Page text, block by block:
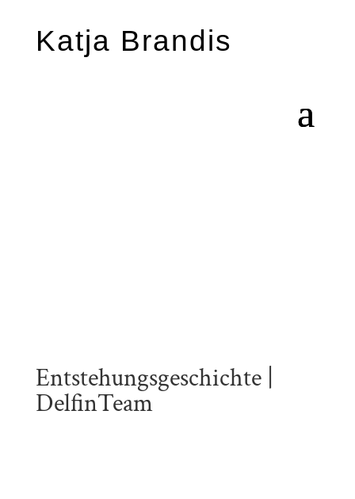
Katja Brandis
Entstehungsgeschichte |
DelfinTeam